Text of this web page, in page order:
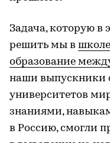
Задача, которую в
решить мы в
образование
наши выпускники
университетов
знаниями,
в Россию, смогли